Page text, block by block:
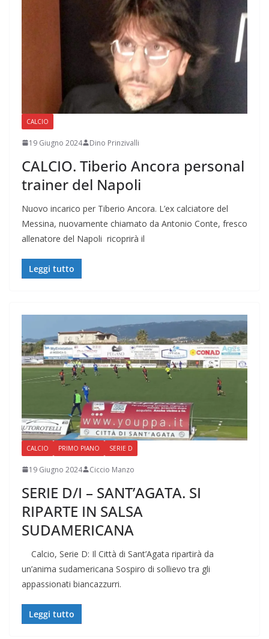
CALCIO
19 Giugno 2024 Dino Prinzivalli
CALCIO. Tiberio Ancora personal
trainer del Napoli
Nuovo incarico per Tiberio Ancora. L’ex calciatore del
Messina, nuovamente chiamato da Antonio Conte, fresco
allenatore del Napoli ricoprirà il
Leggi tutto
CALCIO PRIMO PIANO SERIE D
19 Giugno 2024 Ciccio Manzo
SERIE D/I – SANT’AGATA. SI
RIPARTE IN SALSA
SUDAMERICANA
Calcio, Serie D: Il Città di Sant’Agata ripartirà da
un’anima sudamericana Sospiro di sollievo tra gli
appassionati biancazzurri.
Leggi tutto